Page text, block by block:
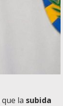
la subida